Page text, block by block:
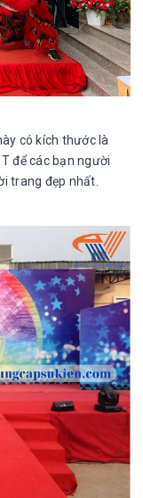
có kích thước là
để các bạn người
trang đẹp nhất.